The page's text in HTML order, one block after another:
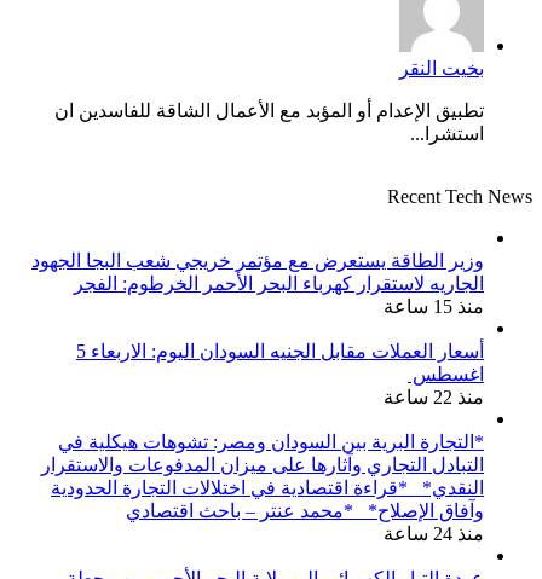
بخيت النقر
تطبيق الإعدام أو المؤبد مع الأعمال الشاقة للفاسدين ان
استشرا...
Recent Tech News
وزير الطاقة يستعرض مع مؤتمر خريجي شعب البجا الجهود
الجاريه لاستقرار كهرباء البحر الأحمر الخرطوم: الفجر
منذ 15 ساعة
أسعار العملات مقابل الجنيه السودان اليوم: الاربعاء 5
اغسطس
منذ 22 ساعة
*التجارة البرية بين السودان ومصر: تشوهات هيكلية في
التبادل التجاري وآثارها على ميزان المدفوعات والاستقرار
النقدي* *قراءة اقتصادية في اختلالات التجارة الحدودية
وآفاق الإصلاح* *محمد عنتر – باحث اقتصادي
منذ 24 ساعة